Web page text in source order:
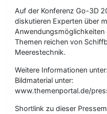
Auf der Konferenz Go-3D
diskutieren Experten über
Themen reichen von
Meerestechnik.
Weitere Informationen
Bildmaterial unter:
www.themenportal.de/
Shortlink zu dieser